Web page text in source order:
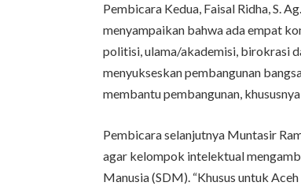
Pembicara Kedua, Faisal Ridha, S.
menyampaikan bahwa ada empat
politisi, ulama/akademisi, birokrasi
menyukseskan pembangunan
membantu pembangunan,
Pembicara selanjutnya Muntasir
agar kelompok intelektual
Manusia (SDM). “Khusus untuk